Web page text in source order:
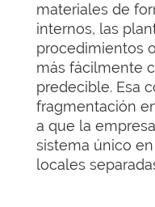
materiales de
internos, las
procedimientos
más fácilmente
predecible. Esa
fragmentación
a que la
sistema único
locales